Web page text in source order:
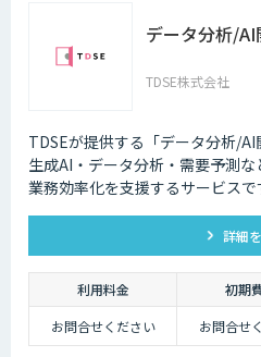
データ分析/
TDSE株式会社
TDSEが提供する「データ分析/AI
生成AI・データ分析・需要予測
業務効率化を支援するサービスで
詳細
利用料金 初期
お問合せください
お問合せ